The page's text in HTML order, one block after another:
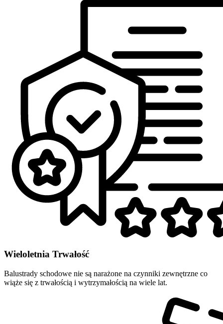
Wieloletnia Trwałość
Balustrady schodowe nie są narażone na czynniki zewnętrzne co
wiąże się z trwałością i wytrzymałością na wiele lat.